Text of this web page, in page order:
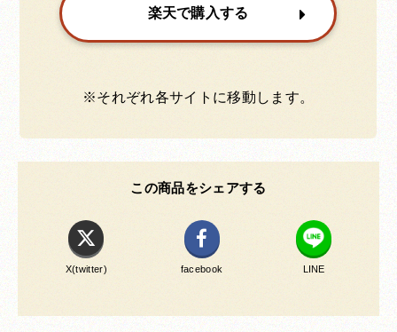
楽天で購入する
※それぞれ各サイトに移動します。
この商品をシェアする
X(twitter) facebook LINE